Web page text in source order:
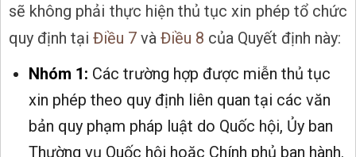
sẽ không phải thực hiện thủ tục xin phép tổ chức
quy định tại Điều 7 và Điều 8 của Quyết định này:
Nhóm 1: Các trường hợp được miễn thủ tục
xin phép theo quy định liên quan tại các văn
bản quy phạm pháp luật do Quốc hội, Ủy ban
Thường vụ Quốc hội hoặc Chính phủ ban hành.